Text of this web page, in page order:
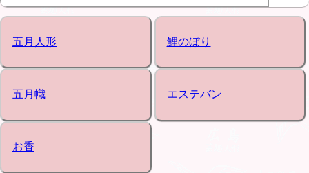
五月人形 鯉のぼり
五月幟 エステバン
お香